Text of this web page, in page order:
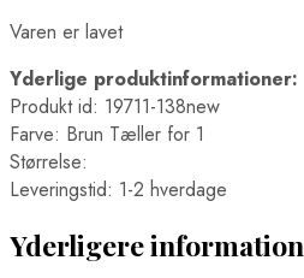
Varen er lavet
Yderlige produktinformationer:
Produkt id: 19711-138new
Farve: Brun Tæller for 1
Størrelse:
Leveringstid: 1-2 hverdage
Yderligere information